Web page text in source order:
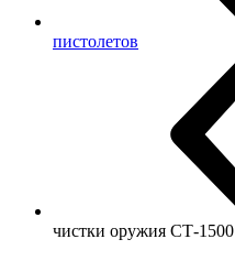
пистолетов
чистки оружия СТ-1500